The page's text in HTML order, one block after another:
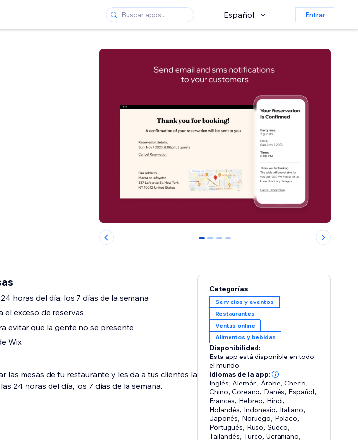
Español Entrar
0 1 2 3
horas del día, los 7 días de la semana
el exceso de reservas
evitar que la gente no se presente
Wix
las mesas de tu restaurante y les da a tus clientes la
24 horas del día, los 7 días de la semana.
Categorías
Servicios y eventos
Restaurantes
Ventas online
Alimentos y bebidas
Disponibilidad:
Esta app está disponible en todo
el mundo.
Idiomas de la app:
Inglés, Alemán, Árabe,Checo,
Chino,Coreano, Danés, Español,
Francés, Hebreo, Hindi,
Holandés, Indonesio, Italiano,
Japonés, Noruego, Polaco,
Portugués, Ruso,Sueco,
Tailandés,Turco,Ucraniano,